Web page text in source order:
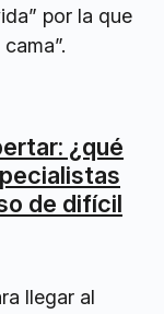
por la que
¿qué
de difícil
llegar al